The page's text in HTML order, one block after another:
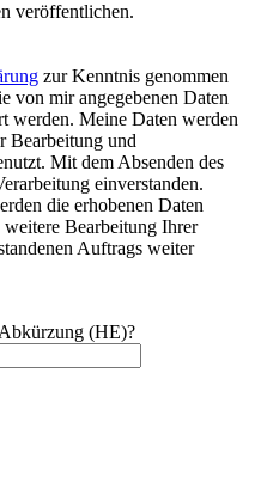
veröffentlichen.
zur Kenntnis genommen
von mir angegebenen Daten
werden. Meine Daten werden
Bearbeitung und
Mit dem Absenden des
einverstanden.
die erhobenen Daten
Bearbeitung Ihrer
Auftrags weiter
(HE)?